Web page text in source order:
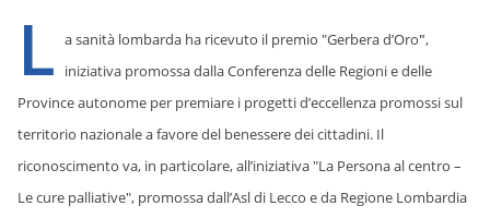
L a sanità lombarda ha ricevuto il premio "Gerbera d’Oro",
iniziativa promossa dalla Conferenza delle Regioni e delle
Province autonome per premiare i progetti d’eccellenza promossi sul
territorio nazionale a favore del benessere dei cittadini. Il
riconoscimento va, in particolare, all’iniziativa "La Persona al centro –
Le cure palliative", promossa dall’Asl di Lecco e da Regione Lombardia